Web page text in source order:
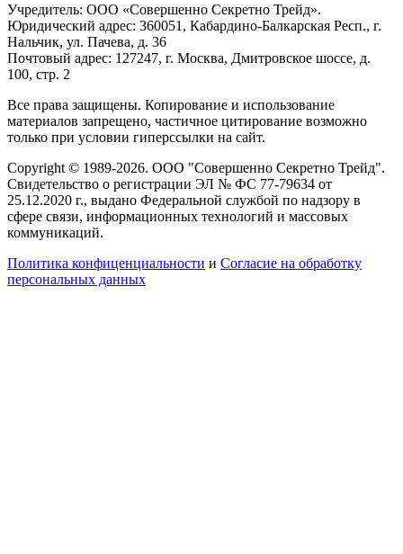
Учредитель: ООО «Совершенно Секретно Трейд».
Юридический адрес: 360051, Кабардино-Балкарская Респ., г.
Нальчик, ул. Пачева, д. 36
Почтовый адрес: 127247, г. Москва, Дмитровское шоссе, д.
100, стр. 2
Все права защищены. Копирование и использование
материалов запрещено, частичное цитирование возможно
только при условии гиперссылки на сайт.
Copyright © 1989-2026. ООО "Совершенно Секретно Трейд".
Свидетельство о регистрации ЭЛ № ФС 77-79634 от
25.12.2020 г., выдано Федеральной службой по надзору в
сфере связи, информационных технологий и массовых
коммуникаций.
Политика конфиценциальности и Согласие на обработку
персональных данных